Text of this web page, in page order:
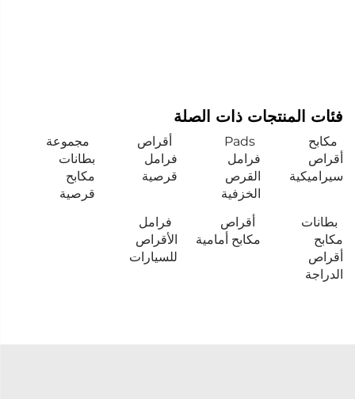
فئات المنتجات ذات الصلة
مكابح
أقراص
سيراميكية
Pads
فرامل
القرص
الخزفية
أقراص
فرامل
قرصية
مجموعة
بطانات
مكابح
قرصية
بطانات
مكابح
أقراص
الدراجة
أقراص
مكابح أمامية
فرامل
الأقراص
للسيارات